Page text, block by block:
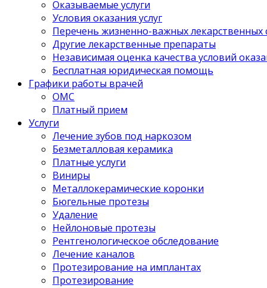
Оказываемые услуги
Условия оказания услуг
Перечень жизненно-важных лекарственных
Другие лекарственные препараты
Независимая оценка качества условий
Бесплатная юридическая помощь
Графики работы врачей
ОМС
Платный прием
Услуги
Лечение зубов под наркозом
Безметалловая керамика
Платные услуги
Виниры
Металлокерамические коронки
Бюгельные протезы
Удаление
Нейлоновые протезы
Рентгенологическое обследование
Лечение каналов
Протезирование на имплантах
Протезирование